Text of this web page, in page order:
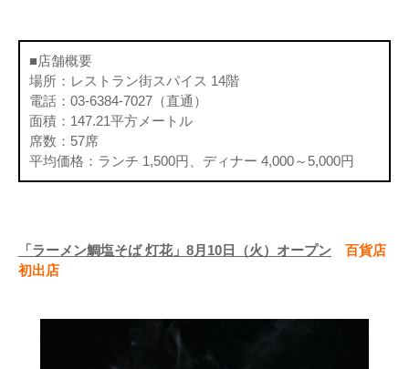
■店舗概要
場所：レストラン街スパイス 14階
電話：03-6384-7027（直通）
面積：147.21平方メートル
席数：57席
平均価格：ランチ 1,500円、ディナー 4,000～5,000円
「ラーメン鯛塩そば 灯花」8月10日（火）オープン
百貨店
初出店